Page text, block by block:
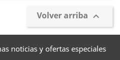
Volver arriba 
noticias y ofertas especiales